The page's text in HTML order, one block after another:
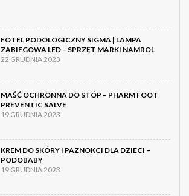
FOTEL PODOLOGICZNY SIGMA | LAMPA
ZABIEGOWA LED – SPRZĘT MARKI NAMROL
22 GRUDNIA 2023
MAŚĆ OCHRONNA DO STÓP – PHARM FOOT
PREVENTIC SALVE
19 GRUDNIA 2023
KREM DO SKÓRY I PAZNOKCI DLA DZIECI –
PODOBABY
19 GRUDNIA 2023